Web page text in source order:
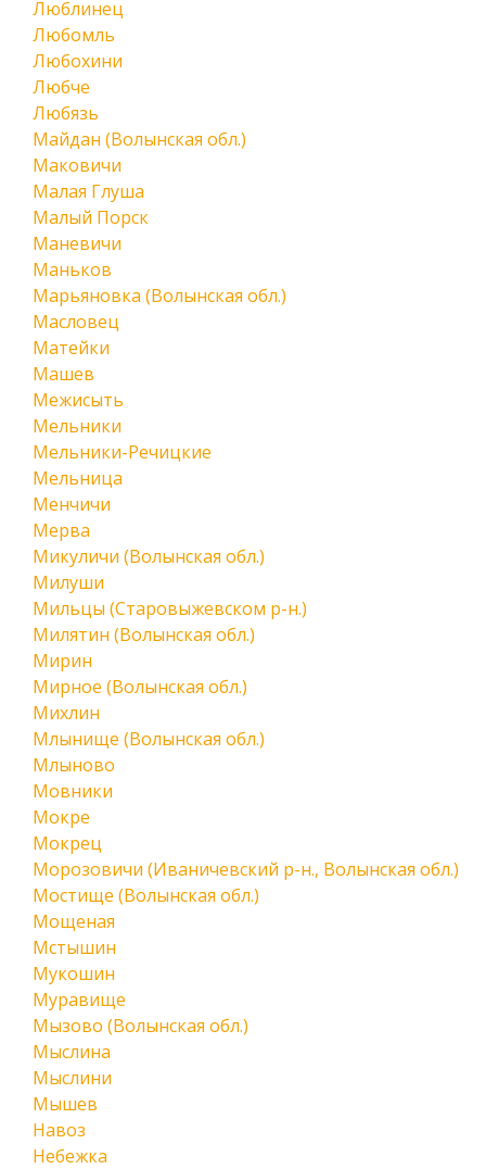
Люблинец
Любомль
Любохини
Любче
Любязь
Майдан (Волынская обл.)
Маковичи
Малая Глуша
Малый Порск
Маневичи
Маньков
Марьяновка (Волынская обл.)
Масловец
Матейки
Машев
Межисыть
Мельники
Мельники-Речицкие
Мельница
Менчичи
Мерва
Микуличи (Волынская обл.)
Милуши
Мильцы (Старовыжевском р-н.)
Милятин (Волынская обл.)
Мирин
Мирное (Волынская обл.)
Михлин
Млынище (Волынская обл.)
Млыново
Мовники
Мокре
Мокрец
Морозовичи (Иваничевский р-н., Волынская обл.)
Мостище (Волынская обл.)
Мощеная
Мстышин
Мукошин
Муравище
Мызово (Волынская обл.)
Мыслина
Мыслини
Мышев
Навоз
Небежка